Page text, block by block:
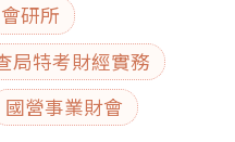
會研所
局特考財經實務
國營事業財會